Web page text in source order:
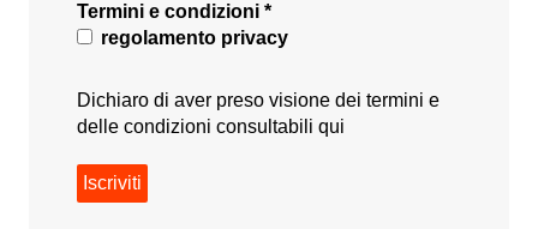
Termini e condizioni *
regolamento privacy
Dichiaro di aver preso visione dei termini e
delle condizioni consultabili qui